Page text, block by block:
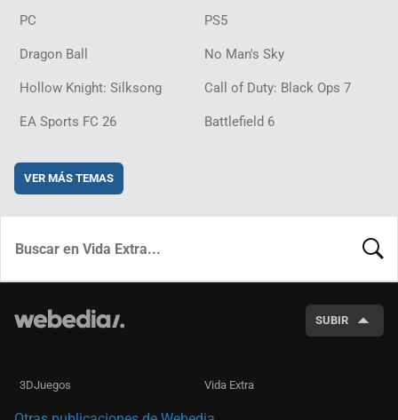
PC PS5
Dragon Ball No Man's Sky
Hollow Knight: Silksong Call of Duty: Black Ops 7
EA Sports FC 26 Battlefield 6
VER MÁS TEMAS
SUBIR
3DJuegos Vida Extra